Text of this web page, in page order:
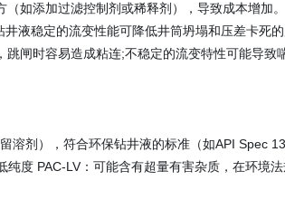
如添加过滤控制剂或稀释剂），导致成本增加。
液稳定的流变性能可降低井筒坍塌和压差卡死
闸时容易造成粘连;不稳定的流变特性可能导致
溶剂），符合环保钻井液的标准（如API Spec
度 PAC-LV：可能含有超量有害杂质，在环境